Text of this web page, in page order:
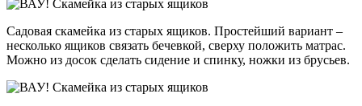
Садовая скамейка из старых ящиков. Простейший вариант –
несколько ящиков связать бечевкой, сверху положить матрас.
Можно из досок сделать сидение и спинку, ножки из брусьев.